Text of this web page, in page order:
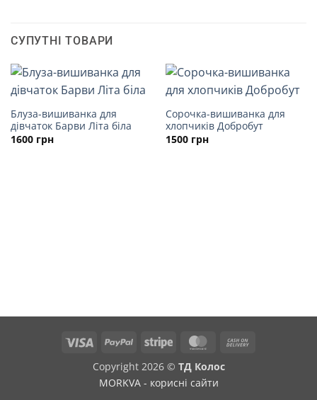
СУПУТНІ ТОВАРИ
Блуза-вишиванка для
дівчаток Барви Літа біла
1600 грн
Сорочка-вишиванка для
хлопчиків Добробут
1500 грн
Visa PayPal Stripe MasterCard
Copyright 2026 © ТД Колос
MORKVA - корисні сайти